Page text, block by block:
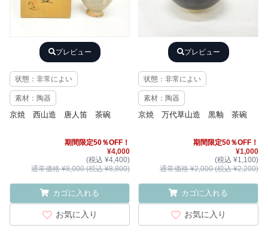
プレビュー
状態：非常によい
素材：陶器
京焼 西山造 唐人笛 茶碗
期間限定50％OFF！
¥4,000
(税込 ¥4,400)
通常価格 ¥8,000 (税込 ¥8,800)
カゴに入れる
お気に入り
プレビュー
状態：非常によい
素材：陶器
京焼 万代草山造 黒釉 茶碗
期間限定50％OFF！
¥1,000
(税込 ¥1,100)
通常価格 ¥2,000 (税込 ¥2,200)
カゴに入れる
お気に入り